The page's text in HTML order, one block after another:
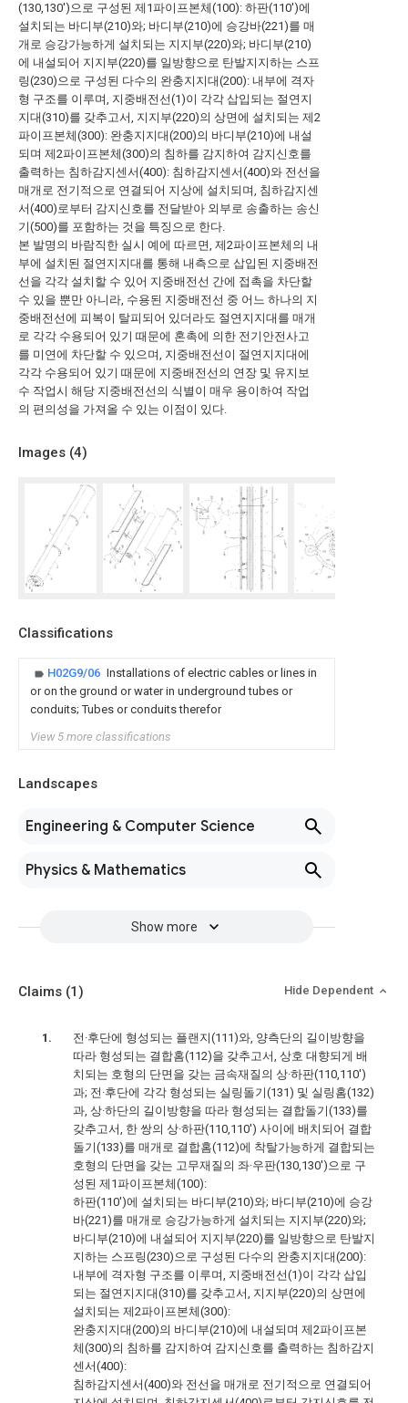
(130,130')으로 구성된 제1파이프본체(100): 하판(110')에
설치되는 바디부(210)와; 바디부(210)에 승강바(221)를 매
개로 승강가능하게 설치되는 지지부(220)와; 바디부(210)
에 내설되어 지지부(220)를 일방향으로 탄발지지하는 스프
링(230)으로 구성된 다수의 완충지지대(200): 내부에 격자
형 구조를 이루며, 지중배전선(1)이 각각 삽입되는 절연지
지대(310)를 갖추고서, 지지부(220)의 상면에 설치되는 제2
파이프본체(300): 완충지지대(200)의 바디부(210)에 내설
되며 제2파이프본체(300)의 침하를 감지하여 감지신호를
출력하는 침하감지센서(400): 침하감지센서(400)와 전선을
매개로 전기적으로 연결되어 지상에 설치되며, 침하감지센
서(400)로부터 감지신호를 전달받아 외부로 송출하는 송신
기(500)를 포함하는 것을 특징으로 한다.
본 발명의 바람직한 실시 예에 따르면, 제2파이프본체의 내
부에 설치된 절연지지대를 통해 내측으로 삽입된 지중배전
선을 각각 설치할 수 있어 지중배전선 간에 접촉을 차단할
수 있을 뿐만 아니라, 수용된 지중배전선 중 어느 하나의 지
중배전선에 피복이 탈피되어 있더라도 절연지지대를 매개
로 각각 수용되어 있기 때문에 혼촉에 의한 전기안전사고
를 미연에 차단할 수 있으며, 지중배전선이 절연지지대에
각각 수용되어 있기 때문에 지중배전선의 연장 및 유지보
수 작업시 해당 지중배전선의 식별이 매우 용이하여 작업
의 편의성을 가져올 수 있는 이점이 있다.
Images (4)
Classifications
H02G9/06 Installations of electric cables or lines in
or on the ground or water in underground tubes or
conduits; Tubes or conduits therefor
View 5 more classifications
Landscapes
Engineering & Computer Science
Physics & Mathematics
Show more
Claims (1) Hide Dependent
전·후단에 형성되는 플랜지(111)와, 양측단의 길이방향을
따라 형성되는 결합홈(112)을 갖추고서, 상호 대향되게 배
치되는 호형의 단면을 갖는 금속재질의 상·하판(110,110')
과; 전·후단에 각각 형성되는 실링돌기(131) 및 실링홈(132)
과, 상·하단의 길이방향을 따라 형성되는 결합돌기(133)를
갖추고서, 한 쌍의 상·하판(110,110') 사이에 배치되어 결합
돌기(133)를 매개로 결합홈(112)에 착탈가능하게 결합되는
호형의 단면을 갖는 고무재질의 좌·우판(130,130')으로 구
성된 제1파이프본체(100):
하판(110')에 설치되는 바디부(210)와; 바디부(210)에 승강
바(221)를 매개로 승강가능하게 설치되는 지지부(220)와;
바디부(210)에 내설되어 지지부(220)를 일방향으로 탄발지
지하는 스프링(230)으로 구성된 다수의 완충지지대(200):
내부에 격자형 구조를 이루며, 지중배전선(1)이 각각 삽입
되는 절연지지대(310)를 갖추고서, 지지부(220)의 상면에
설치되는 제2파이프본체(300):
완충지지대(200)의 바디부(210)에 내설되며 제2파이프본
체(300)의 침하를 감지하여 감지신호를 출력하는 침하감지
센서(400):
침하감지센서(400)와 전선을 매개로 전기적으로 연결되어